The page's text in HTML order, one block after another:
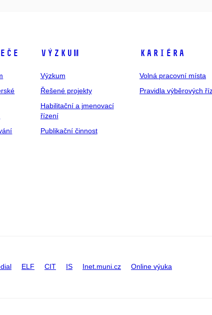
Výzkum
Výzkum
Řešené projekty
Habilitační a jmenovací
řízení
Publikační činnost
Kariéra
Volná pracovní místa
Pravidla výběrových
ELF CIT IS Inet.muni.cz Online výuka